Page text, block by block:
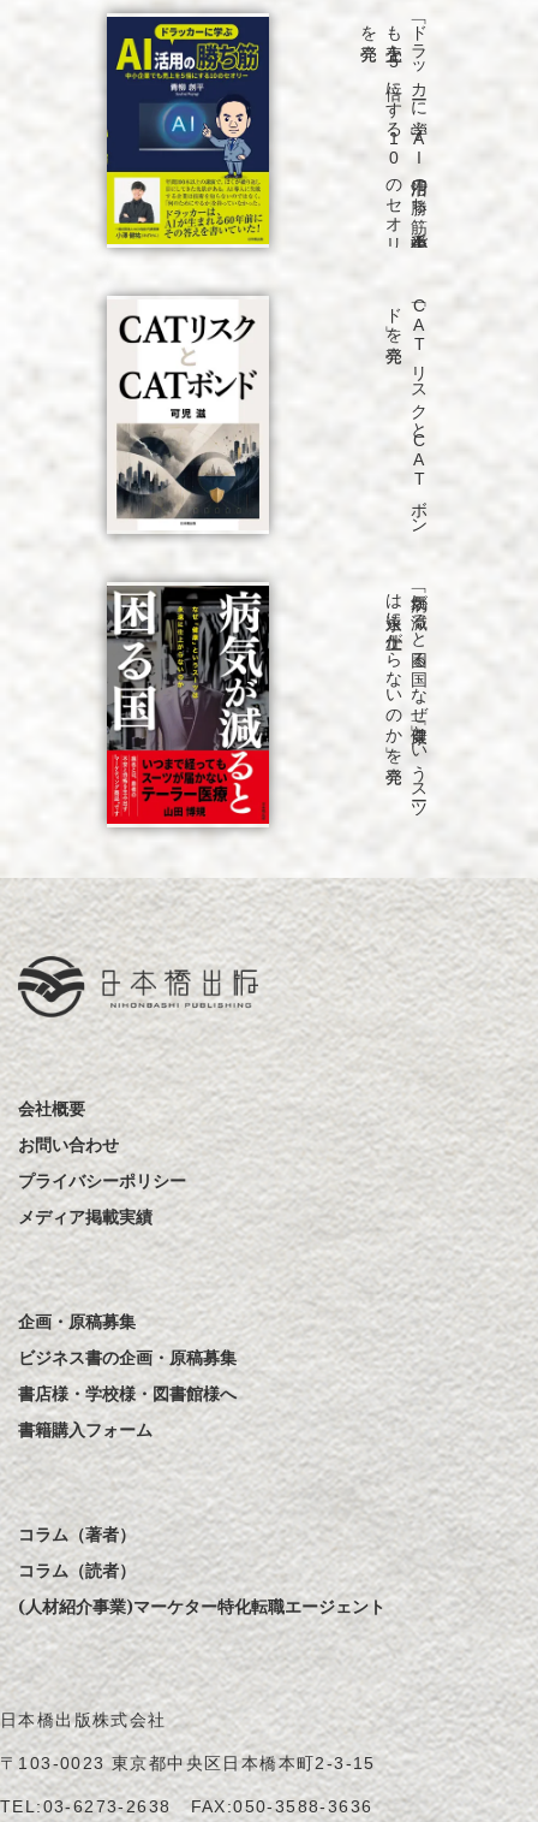
「ド
ラ
ッ
カ
ーに
学ぶ
A
I
活用の
勝ち
筋
中小企業で
も
売上を
5
倍に
す
る
1
0
の
セ
オ
リ
ー」
を
発売
「C
A
T
リ
ス
ク
と
C
A
T
ボ
ン
ド
」を
発売
「病気が
減る
と
困る
国
な
ぜ
「健康」と
い
う
ス
ーツ
は
永遠に
仕上が
ら
な
い
の
か
」を
発売
会社概要
お問い合わせ
プライバシーポリシー
メディア掲載実績
企画・原稿募集
ビジネス書の企画・原稿募集
書店様・学校様・図書館様へ
書籍購入フォーム
コラム（著者）
コラム（読者）
(人材紹介事業)マーケター特化転職エージェント
日本橋出版株式会社
〒103-0023 東京都中央区日本橋本町2-3-15
TEL:03-6273-2638 FAX:050-3588-3636